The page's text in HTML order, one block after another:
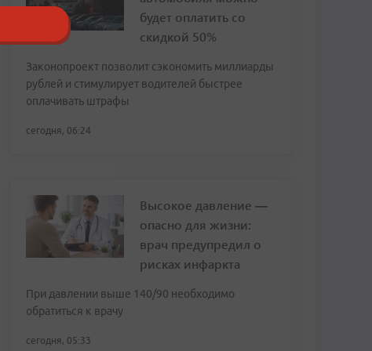
будет оплатить со
скидкой 50%
Законопроект позволит сэкономить миллиарды
рублей и стимулирует водителей быстрее
оплачивать штрафы
сегодня, 06:24
Высокое давление —
опасно для жизни:
врач предупредил о
рисках инфаркта
При давлении выше 140/90 необходимо
обратиться к врачу
сегодня, 05:33